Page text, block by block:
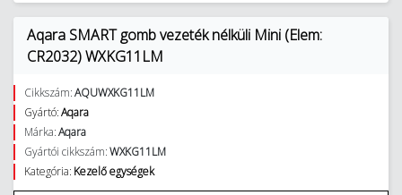
Aqara SMART gomb vezeték nélküli Mini (Elem:
CR2032) WXKG11LM
Cikkszám:AQUWXKG11LM
Gyártó:Aqara
Márka:Aqara
Gyártói cikkszám:WXKG11LM
Kategória: Kezelő egységek